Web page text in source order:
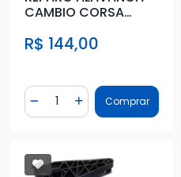
CAMBIO CORSA
VECTRA 06/ ZAF
R$ 144,00
Diminuir Quantidade
Quantidade
Adicionar Quantidade
Comprar